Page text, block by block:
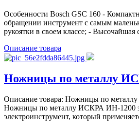
Особенности Bosch GSC 160 -
обращении инструмент с самым
рукоятки в своем классе; - Высочайшая
Описание товара
Ножницы по металлу
Описание товара: Ножницы по
Ножницы по металлу ИСКРА ИН-1200
электроинструмент, который